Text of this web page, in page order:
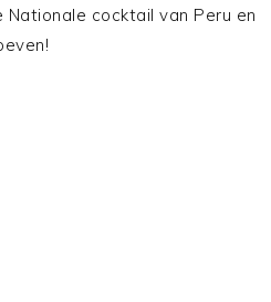
Nationale cocktail van Peru en